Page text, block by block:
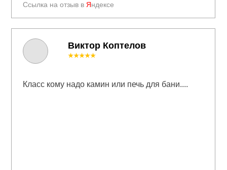
Ссылка на отзыв в Яндексе
★★★★★
Класс кому надо камин или печь для бани....
Виктор Коптелов